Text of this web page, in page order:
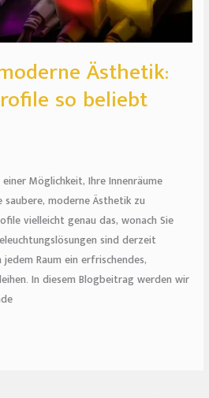
Ästhetik:
so beliebt
Möglichkeit, Ihre Innenräume
moderne Ästhetik zu
vielleicht genau das, wonach Sie
sind derzeit
Raum ein erfrischendes,
In diesem Blogbeitrag werden wir